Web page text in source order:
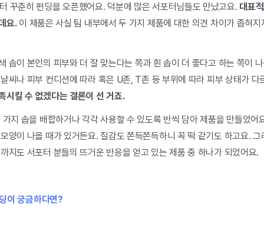
꾸준히 펀딩을 오픈했어요. 덕분에 많은 서포터님들도 만났고요. 대표
요.이 제품은 사실 팀 내부에서 두 가지 제품에 대한 의견 차이가 좁혀
솝이 본인의 피부와 더 잘 맞는다는 쪽과 흰 솝이 더 좋다고 하는 쪽이
씨나 피부 컨디션에 따라 혹은 U존, T존 등 부위에 따라 피부 상태가
시킬 수 없겠다는 결론이 선 거죠.
지 솝을 배합하거나 각각 사용할 수 있도록 반씩 담아 제품을 만들었어
양이 나올 때가 있거든요. 질감도 쫀득쫀득하니 꼭 떡 같기도 하고요. 그
지도 서포터 분들의 뜨거운 반응을 얻고 있는 제품 중 하나가 되었어요.
이 궁금하다면?